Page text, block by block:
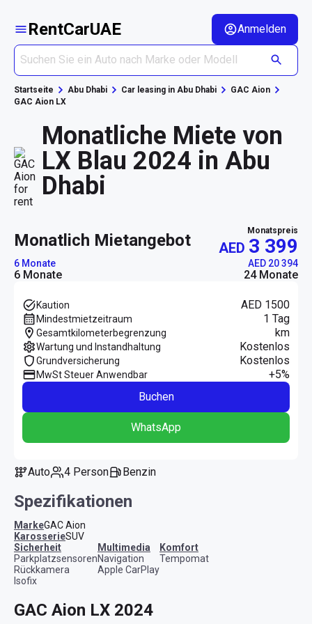
RentCarUAE Anmelden
Startseite Abu Dhabi Car leasing in Abu Dhabi
GAC Aion
GAC Aion LX
Monatliche Miete von
LX Blau 2024 in Abu
Dhabi
monatlich Mietangebot Monatspreis
AED 3 399
6 Monate AED 20 394
6 Monate 24 Monate
Kaution AED 1500
Mindestmietzeitraum 1 Tag
Gesamtkilometerbegrenzung km
Wartung und Instandhaltung Kostenlos
Grundversicherung Kostenlos
MwSt Steuer Anwendbar
+5%
Buchen
WhatsApp
Auto 4 Person Benzin
Spezifikationen
MarkeGAC Aion
KarosserieSUV
Sicherheit
Parkplatzsensoren
Rückkamera
Isofix
Multimedia
Navigation
Apple CarPlay
Komfort
Tempomat
GAC Aion LX 2024